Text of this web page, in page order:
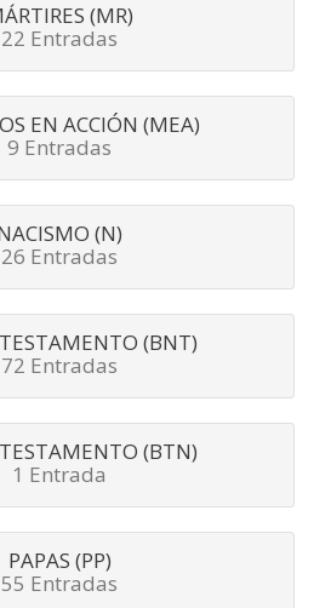
(MR)
22 Entradas
EN ACCIÓN (MEA)
9 Entradas
(N)
26 Entradas
(BNT)
72 Entradas
(BTN)
1 Entrada
PAPAS (PP)
55 Entradas